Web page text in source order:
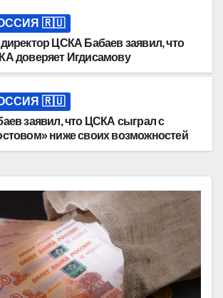
🇷🇺
ЦСКА Бабаев заявил, что
доверяет Игдисамову
🇷🇺
заявил, что ЦСКА сыграл с
ниже своих возможностей